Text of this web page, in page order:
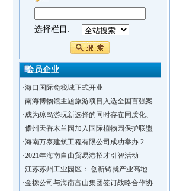
选择栏目:
会员企业
·海口国际免税城正式开业
·南海博物馆主题旅游项目入选全国百强案
·成为琼岛游玩新选择的同时存在同质化、
·儋州天香木兰园加入国际植物园保护联盟
·海南万泰建筑工程有限公司成功举办 2
·2021年海南自由贸易港招才引智活动
·江苏苏州工业园区： 创新铸就产业高地
·金橡公司与海南富山集团签订战略合作协